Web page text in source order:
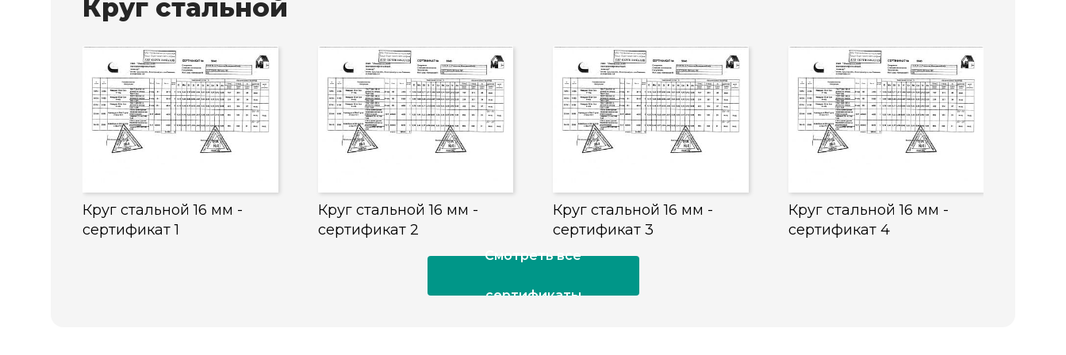
Круг стальной
Круг стальной 16 мм -
сертификат 1
Круг стальной 16 мм -
сертификат 2
Круг стальной 16 мм -
сертификат 3
Круг стальной 16 мм -
сертификат 4
Смотреть все
сертификаты